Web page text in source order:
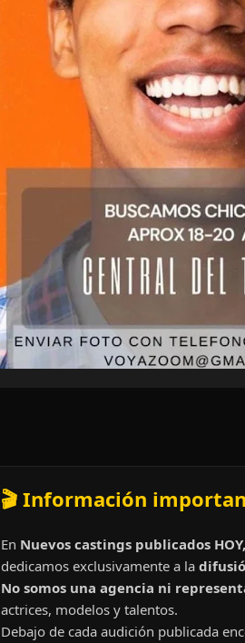
🎬 Información
En Nuevos castings publicados
dedicamos exclusivamente a la
No somos una agencia ni
actrices, modelos y talentos.
Debajo de cada audición publicada